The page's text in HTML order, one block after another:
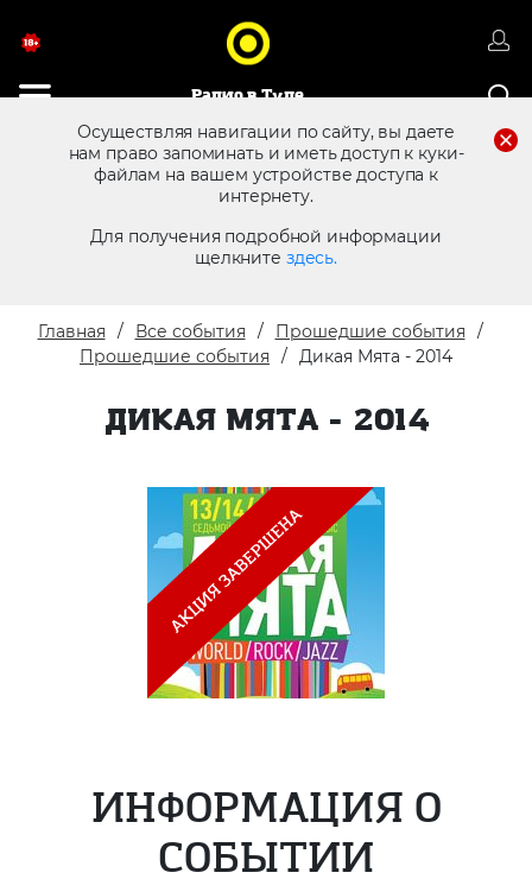
Радио в Туле
Осуществляя навигации по сайту, вы даете
нам право запоминать и иметь доступ к куки-
файлам на вашем устройстве доступа к
интернету.
Для получения подробной информации
щелкните здесь.
8 (4872) 250 470 Реклама в эфире
Главная Все события
Прошедшие события
Прошедшие события
Дикая Мята - 2014
ДИКАЯ МЯТА - 2014
ИНФОРМАЦИЯ О
СОБЫТИИ